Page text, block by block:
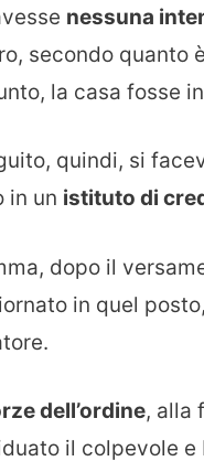
nessuna
secondo quanto
la casa fosse
quindi, si
in un istituto di
dopo il
in quel
dell’ordine, alla
il colpevole